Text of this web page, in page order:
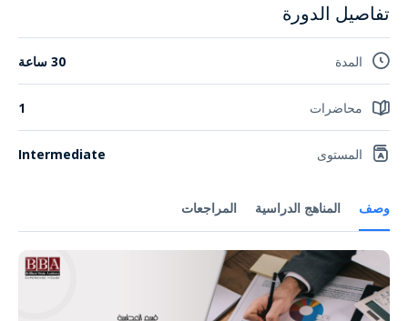
وصف المناهج الدراسية المراجعات
تفاصيل الدورة
المدة 30 ساعة
محاضرات 1
المستوى Intermediate